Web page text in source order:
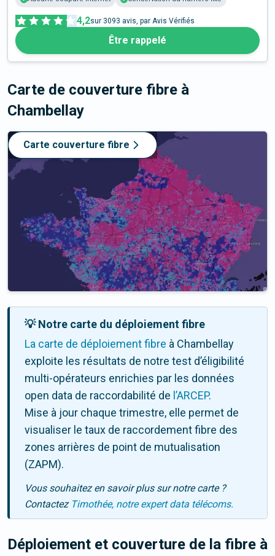
4,2sur 3093 avis, par Avis Vérifiés
Être rappelé
Carte de couverture fibre à
Chambellay
Carte couverture fibre
💡 Notre carte du déploiement fibre
La carte de déploiement fibre à Chambellay
exploite les résultats de notre test d’éligibilité
multi-opérateurs enrichies par les données
open data de raccordabilité de l’ARCEP.
Mise à jour chaque trimestre, elle permet de
visualiser le taux de raccordement fibre des
zones arrières de point de mutualisation
(ZAPM).
Vous souhaitez en savoir plus sur notre carte ?
Contactez Timothée, notre expert data télécoms.
Déploiement et couverture de la fibre à